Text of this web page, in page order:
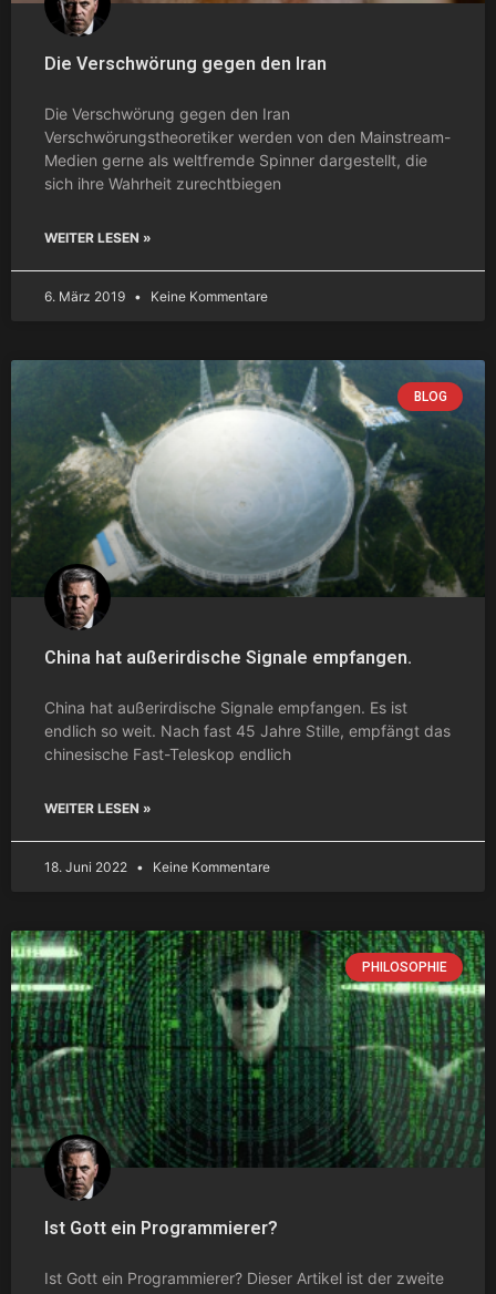
Die Verschwörung gegen den Iran
Die Verschwörung gegen den Iran
Verschwörungstheoretiker werden von den Mainstream-
Medien gerne als weltfremde Spinner dargestellt, die
sich ihre Wahrheit zurechtbiegen
WEITER LESEN »
6. März 2019 Keine Kommentare
BLOG
China hat außerirdische Signale empfangen.
China hat außerirdische Signale empfangen. Es ist
endlich so weit. Nach fast 45 Jahre Stille, empfängt das
chinesische Fast-Teleskop endlich
WEITER LESEN »
18. Juni 2022 Keine Kommentare
PHILOSOPHIE
Ist Gott ein Programmierer?
Ist Gott ein Programmierer? Dieser Artikel ist der zweite